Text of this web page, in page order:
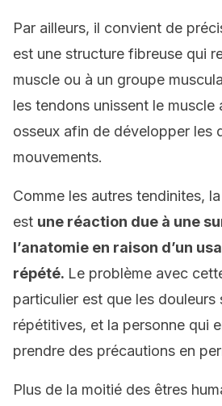
Par ailleurs, il convient de
est une structure fibreuse qui
muscle ou à un groupe
les tendons unissent le muscle
osseux afin de développer les
mouvements.
Comme les autres tendinites,
est une réaction due à une
l’anatomie en raison d’un
répété. Le problème avec
particulier est que les douleurs
répétitives, et la personne qui
prendre des précautions en
Plus de la moitié des êtres